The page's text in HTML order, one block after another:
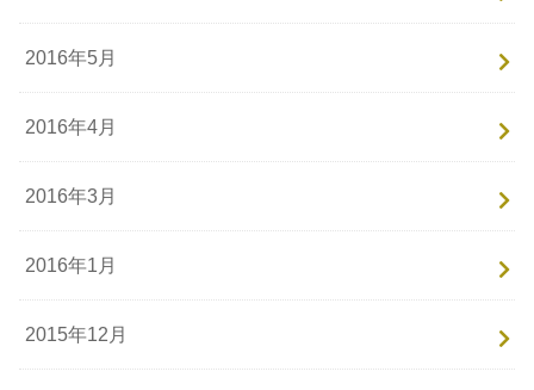
2016年5月
2016年4月
2016年3月
2016年1月
2015年12月